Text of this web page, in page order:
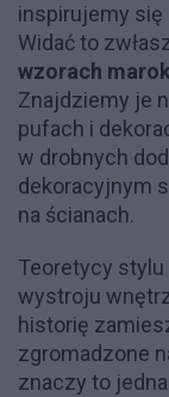
inspirujemy się
Widać to
wzorach
Znajdziemy je
pufach i
w drobnych
dekoracyjnym
na ścianach.
Teoretycy stylu
wystroju
historię
zgromadzone
znaczy to